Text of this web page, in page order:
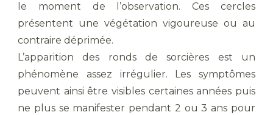
le moment de l’observation. Ces cercles
présentent une végétation vigoureuse ou au
contraire déprimée.
L’apparition des ronds de sorcières est un
phénomène assez irrégulier. Les symptômes
peuvent ainsi être visibles certaines années puis
ne plus se manifester pendant 2 ou 3 ans pour